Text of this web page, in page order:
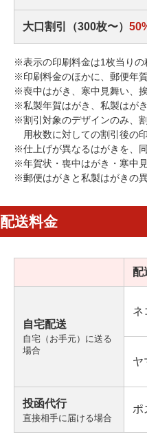
大口割引（300枚〜）
※表示の印刷料金は1枚当りの
※印刷料金のほかに、郵便年
※喪中はがき、寒中見舞い、
※私製年賀はがき、私製はが
※割引対象のデザインのみ、
用枚数に対しての割引後の
※仕上げが異なるはがきを、
※年賀状・喪中はがき・寒中
※郵便はがきと私製はがきの
配送料金
配
自宅配送
自宅（お手元）に送る
場合
ネ
ヤ
投函代行
直接相手に届ける場合
ポ